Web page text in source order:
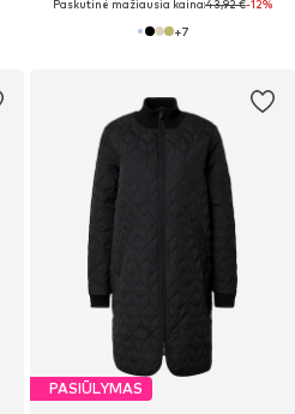
Paskutinė mažiausia kaina:43,92 €-12%
+7
PASIŪLYMAS